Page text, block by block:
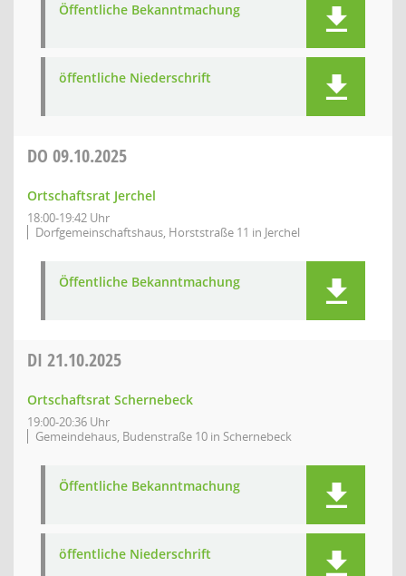
Öffentliche Bekanntmachung
öffentliche Niederschrift
DO 09.10.2025
Ortschaftsrat Jerchel
18:00-19:42 Uhr
Dorfgemeinschaftshaus, Horststraße 11 in Jerchel
Öffentliche Bekanntmachung
DI 21.10.2025
Ortschaftsrat Schernebeck
19:00-20:36 Uhr
Gemeindehaus, Budenstraße 10 in Schernebeck
Öffentliche Bekanntmachung
öffentliche Niederschrift